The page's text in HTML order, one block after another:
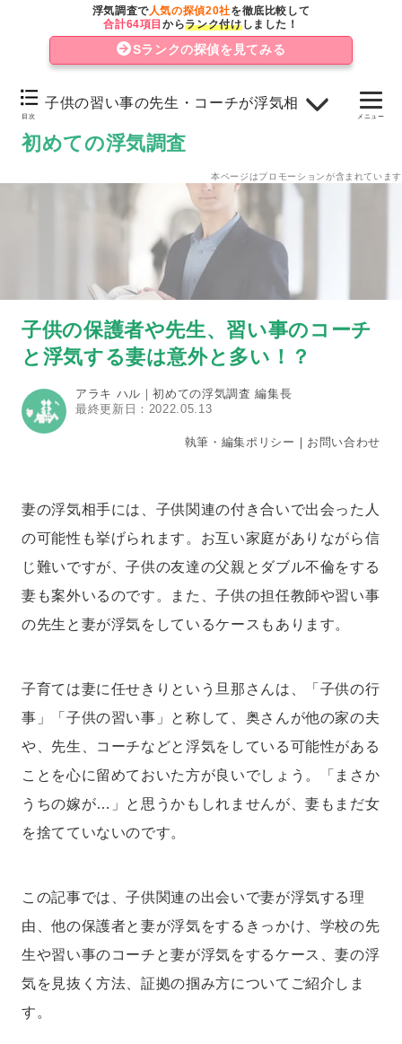
初めての浮気調査
メニュー
本ページはプロモーションが含まれています
子供の保護者や先生、習い事のコーチ
と浮気する妻は意外と多い！？
アラキ ハル｜初めての浮気調査 編集長
最終更新日：2022.05.13
執筆・編集ポリシー ｜ お問い合わせ
妻の浮気相手には、子供関連の付き合いで出会った人
の可能性も挙げられます。お互い家庭がありながら信
じ難いですが、子供の友達の父親とダブル不倫をする
妻も案外いるのです。また、子供の担任教師や習い事
の先生と妻が浮気をしているケースもあります。
子育ては妻に任せきりという旦那さんは、「子供の行
事」「子供の習い事」と称して、奥さんが他の家の夫
や、先生、コーチなどと浮気をしている可能性がある
ことを心に留めておいた方が良いでしょう。「まさか
うちの嫁が…」と思うかもしれませんが、妻もまだ女
を捨てていないのです。
この記事では、子供関連の出会いで妻が浮気する理
由、他の保護者と妻が浮気をするきっかけ、学校の先
生や習い事のコーチと妻が浮気をするケース、妻の浮
気を見抜く方法、証拠の掴み方についてご紹介しま
す。
目次
子供の習い事の先生・コーチが浮気相手の可能性も
ママ友との交流から他の家の旦那さんに興味を持ち…
保護者だけじゃない！保育園・学校の先生や習い事のコ
チと浮気の可能性も
子供の相談をするうちに、学校の担任の先生と浮気に発
展する可能性
子供の習い事の先生・コーチが浮気相手の可能性も
浮気の兆候から妻の浮気を見破る方法
妻の浮気の証拠を掴む方法
浮気調査で人気の探偵20社を徹底比較して
合計64項目からランク付けしました！
Sランクの探偵を見てみる